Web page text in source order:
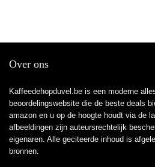
Over ons
Kaffeedehopduvel.be is een moderne
beoordelingswebsite die de beste deals
amazon en u op de hoogte houdt via de
afbeeldingen zijn auteursrechtelijk
eigenaren. Alle geciteerde inhoud is
bronnen.